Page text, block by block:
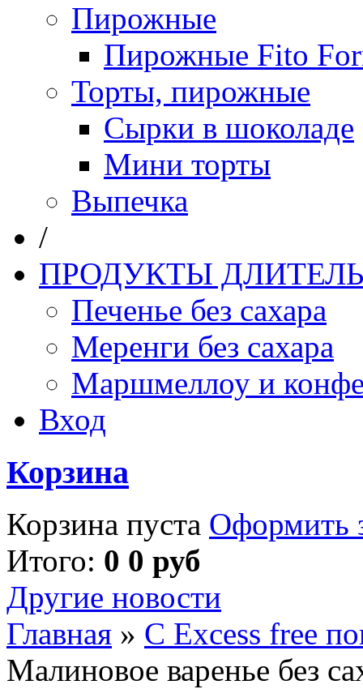
Пирожные
Пирожные Fito
Торты, пирожные
Сырки в шоколаде
Мини торты
Выпечка
/
ПРОДУКТЫ
Печенье без сахара
Меренги без сахара
Маршмеллоу и
Вход
Корзина
Корзина пуста Оформить
Итого: 0 0 руб
Другие новости
Главная » С Excess free
Малиновое варенье без